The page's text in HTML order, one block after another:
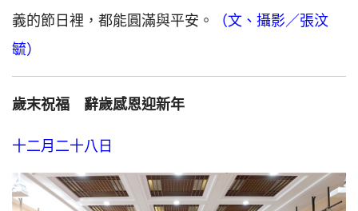
義的節日裡，都能圓滿與平安。
（文、攝影／張汶
毓）
歲末祝福 辭歲感恩迎新年
十二月二十八日